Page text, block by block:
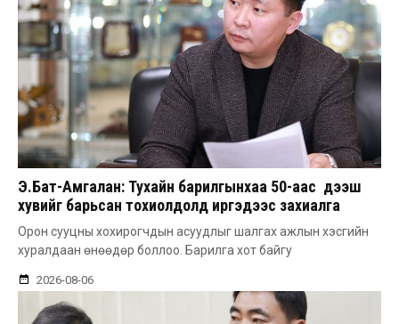
Э.Бат-Амгалан: Тухайн барилгынхаа 50-аас дээш
хувийг барьсан тохиолдолд иргэдээс захиалга
авдаг болгоно
Орон сууцны хохирогчдын асуудлыг шалгах ажлын хэсгийн
хуралдаан өнөөдөр боллоо. Барилга хот байгу
2026-08-06